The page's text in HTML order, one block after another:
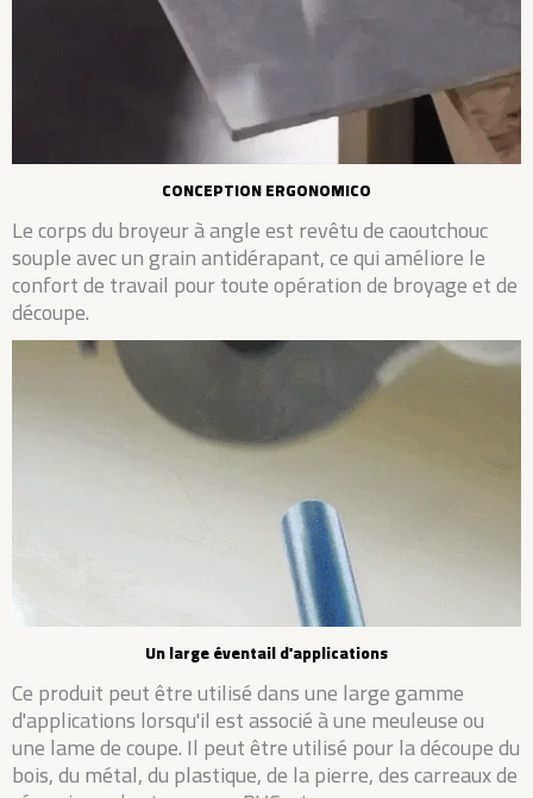
CONCEPTION ERGONOMICO
Le corps du broyeur à angle est revêtu de caoutchouc
souple avec un grain antidérapant, ce qui améliore le
confort de travail pour toute opération de broyage et de
découpe.
Un large éventail d'applications
Ce produit peut être utilisé dans une large gamme
d'applications lorsqu'il est associé à une meuleuse ou
une lame de coupe. Il peut être utilisé pour la découpe du
bois, du métal, du plastique, de la pierre, des carreaux de